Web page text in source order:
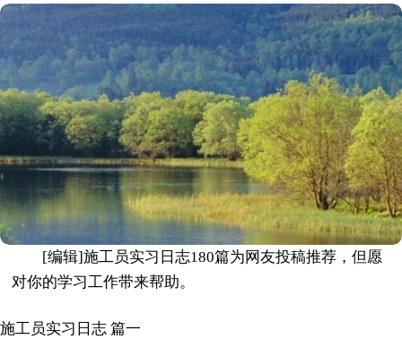
[编辑]施工员实习日志180篇为网友投稿推荐，但愿
对你的学习工作带来帮助。
施工员实习日志 篇一